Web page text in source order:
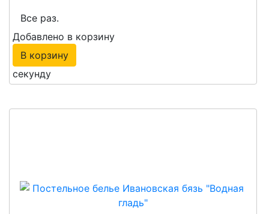
Все раз.
Добавлено в корзину
В корзину
секунду